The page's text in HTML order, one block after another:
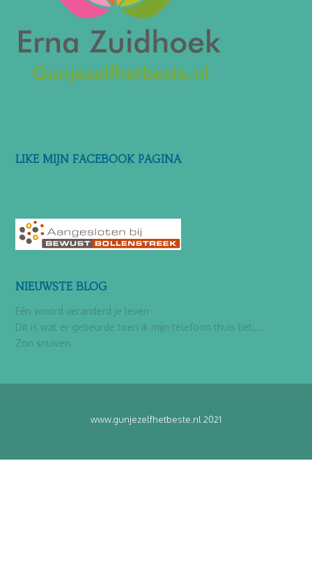
LIKE MIJN FACEBOOK PAGINA
NIEUWSTE BLOG
Eén woord veranderd je leven
Dit is wat er gebeurde toen ik mijn telefoon thuis liet….
Zon snuiven
www.gunjezelfhetbeste.nl 2021